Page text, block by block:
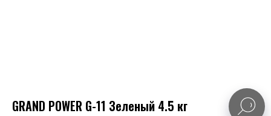
GRAND POWER G-11 Зеленый 4.5 кг